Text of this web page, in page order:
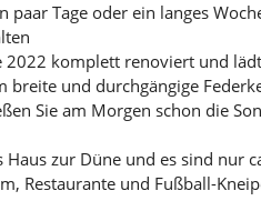
paar Tage oder ein langes
komplett renoviert und
breite und durchgängige
Sie am Morgen schon die
zur Düne und es sind nur
Restaurante und Fußball-